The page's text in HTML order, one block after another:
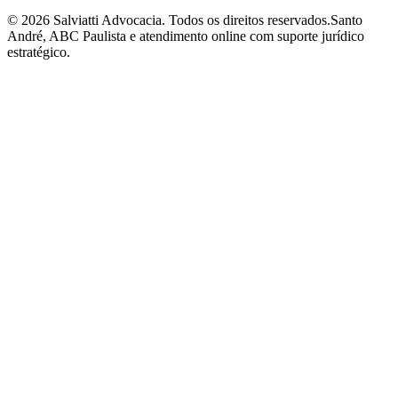
© 2026 Salviatti Advocacia. Todos os direitos reservados.Santo
André, ABC Paulista e atendimento online com suporte jurídico
estratégico.